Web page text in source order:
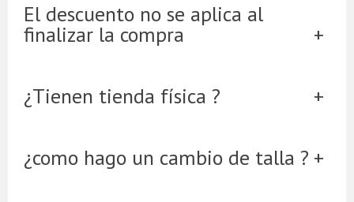
El descuento no se aplica al
finalizar la compra
¿Tienen tienda física ?
¿como hago un cambio de talla ?